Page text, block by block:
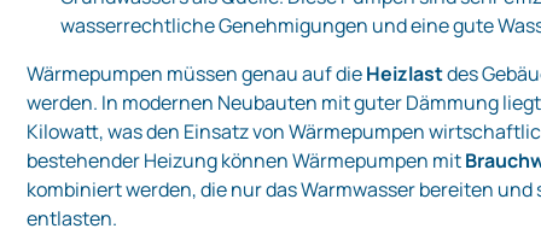
wasserrechtliche Genehmigungen und eine gute
Wärmepumpen müssen genau auf dieHeizlastdes
werden. In modernen Neubauten mit guter Dämmung
Kilowatt, was den Einsatz von Wärmepumpen
bestehender Heizung können Wärmepumpen mit
kombiniert werden, die nur das Warmwasser bereiten und
entlasten.